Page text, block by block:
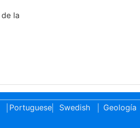
la
Portuguese| Swedish Geología